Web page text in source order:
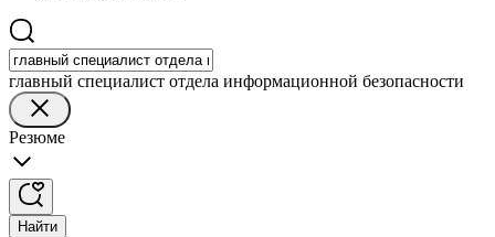
главный специалист отдела информационной безопасности
Резюме
Найти